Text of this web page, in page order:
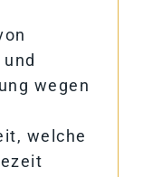
wegen
welche